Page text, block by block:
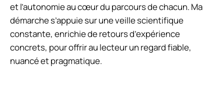
et l’autonomie au cœur du parcours de chacun. Ma
démarche s’appuie sur une veille scientifique
constante, enrichie de retours d’expérience
concrets, pour offrir au lecteur un regard fiable,
nuancé et pragmatique.